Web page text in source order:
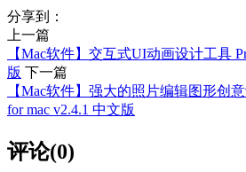
分享到：
上一篇
【Mac软件】交互式UI动画设计工具
版 下一篇
【Mac软件】强大的照片编辑图形创
for mac v2.4.1 中文版
评论(0)